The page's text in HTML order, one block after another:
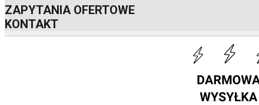
ZAPYTANIA OFERTOWE
KONTAKT